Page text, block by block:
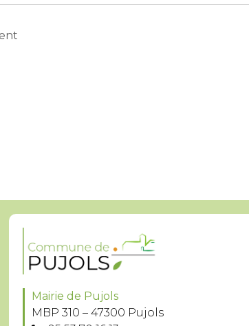
Mairie de Pujols
MBP 310 – 47300 Pujols